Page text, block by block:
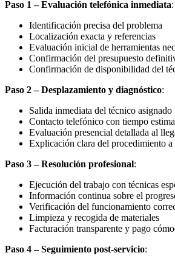
Paso 1 – Evaluación telefónica inmediata:
Identificación precisa del problema
Localización exacta y referencias
Evaluación inicial de herramientas
Confirmación del presupuesto
Confirmación de disponibilidad del
Paso 2 – Desplazamiento y diagnóstico:
Salida inmediata del técnico asignado
Contacto telefónico con tiempo
Evaluación presencial detallada al
Explicación clara del procedimiento a
Paso 3 – Resolución profesional:
Ejecución del trabajo con técnicas
Información continua sobre el
Verificación del funcionamiento
Limpieza y recogida de materiales
Facturación transparente y pago
Paso 4 – Seguimiento post-servicio: